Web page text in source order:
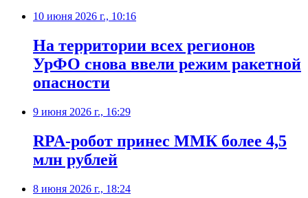
10 июня 2026 г., 10:16
На территории всех регионов
УрФО снова ввели режим ракетной
опасности
9 июня 2026 г., 16:29
RPA-робот принес ММК более 4,5
млн рублей
8 июня 2026 г., 18:24